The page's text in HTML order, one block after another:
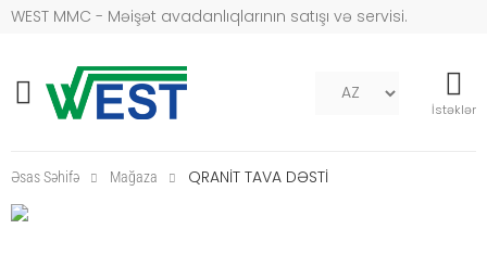
WEST MMC - Məişət avadanlıqlarının satışı və servisi.
Mob naviqasiya İstəklər
Əsas Səhifə Mağaza QRANİT TAVA DƏSTİ